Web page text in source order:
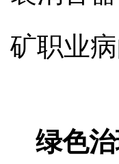
矿职业
绿色